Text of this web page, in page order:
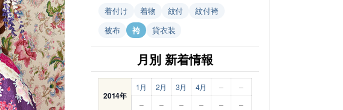
着付け
着物 紋付
紋付袴
被布
袴 貸衣装
月別 新着情報
2014年
1月 2月 3月 4月 –
–
–
– – – – –